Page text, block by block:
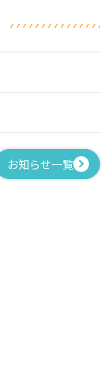
お知らせ一覧